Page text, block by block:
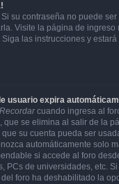
Si su contraseña no puede
Visite la página de ingreso
Siga las instrucciones y
usuario expira
Recordarcuando ingresa al
que se elimina al salir de la
su cuenta pueda ser
automáticamente solo
si accede al foro
PCs de universidades, etc.
foro ha deshabilitado la